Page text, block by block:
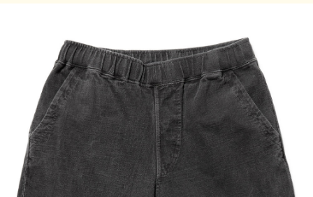
74～100
サイズ感の目安 / S=30～32インチ、M=32～34インチ、L=34
～36インチ
商品番号:GOPT1602
素材:100% Cotton / 9 oz Heavy Jersey
染色技法:製品染め（反応染め）、製品染め（顔料染め）
※ご購入後はじめの数回は色落ちする事がありますので単品
でのお洗濯をおすすめ致します。
ご注意事項：製品染め後に洗濯乾燥済みのため最も縮んでい
る状態です。着用していくうちに詰まっている生地目が緩
み、身体に馴染んでいきます。※製品染め商品の特性上、染